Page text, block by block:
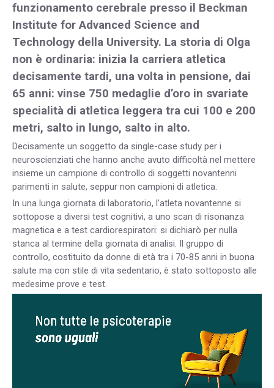
funzionamento cerebrale presso il Beckman
Institute for Advanced Science and
Technology della University. La storia di Olga
non è ordinaria: inizia la carriera atletica
decisamente tardi, una volta in pensione, dai
65 anni: vinse 750 medaglie d’oro in svariate
specialità di atletica leggera tra cui 100 e 200
metri, salto in lungo, salto in alto.
Decisamente un soggetto da single-case study per i
neuroscienziati che hanno anche avuto difficoltà nel mettere
insieme un campione di controllo di soggetti novantenni
parimenti in salute, seppur non campioni di atletica.
In una lunga giornata di laboratorio, l’atleta novantenne si
sottopose a diversi test cognitivi, a uno scan di risonanza
magnetica e a test cardiorespiratori: si dichiarò per nulla
stanca al termine della giornata di analisi. Il gruppo di
controllo, costituito da donne di età tra i 70-85 anni in buona
salute ma con stile di vita sedentario, è stato sottoposto alle
medesime prove e test.